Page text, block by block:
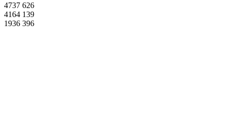
4737 626
4164 139
1936 396